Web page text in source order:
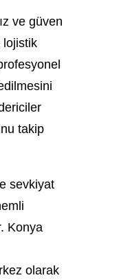
ve güven
lojistik
takip
sevkiyat
Konya
olarak